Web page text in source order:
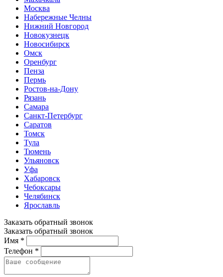
Москва
Набережные Челны
Нижний Новгород
Новокузнецк
Новосибирск
Омск
Оренбург
Пенза
Пермь
Ростов-на-Дону
Рязань
Самара
Санкт-Петербург
Саратов
Томск
Тула
Тюмень
Ульяновск
Уфа
Хабаровск
Чебоксары
Челябинск
Ярославль
Заказать обратный звонок
Заказать обратный звонок
Имя *
Телефон *